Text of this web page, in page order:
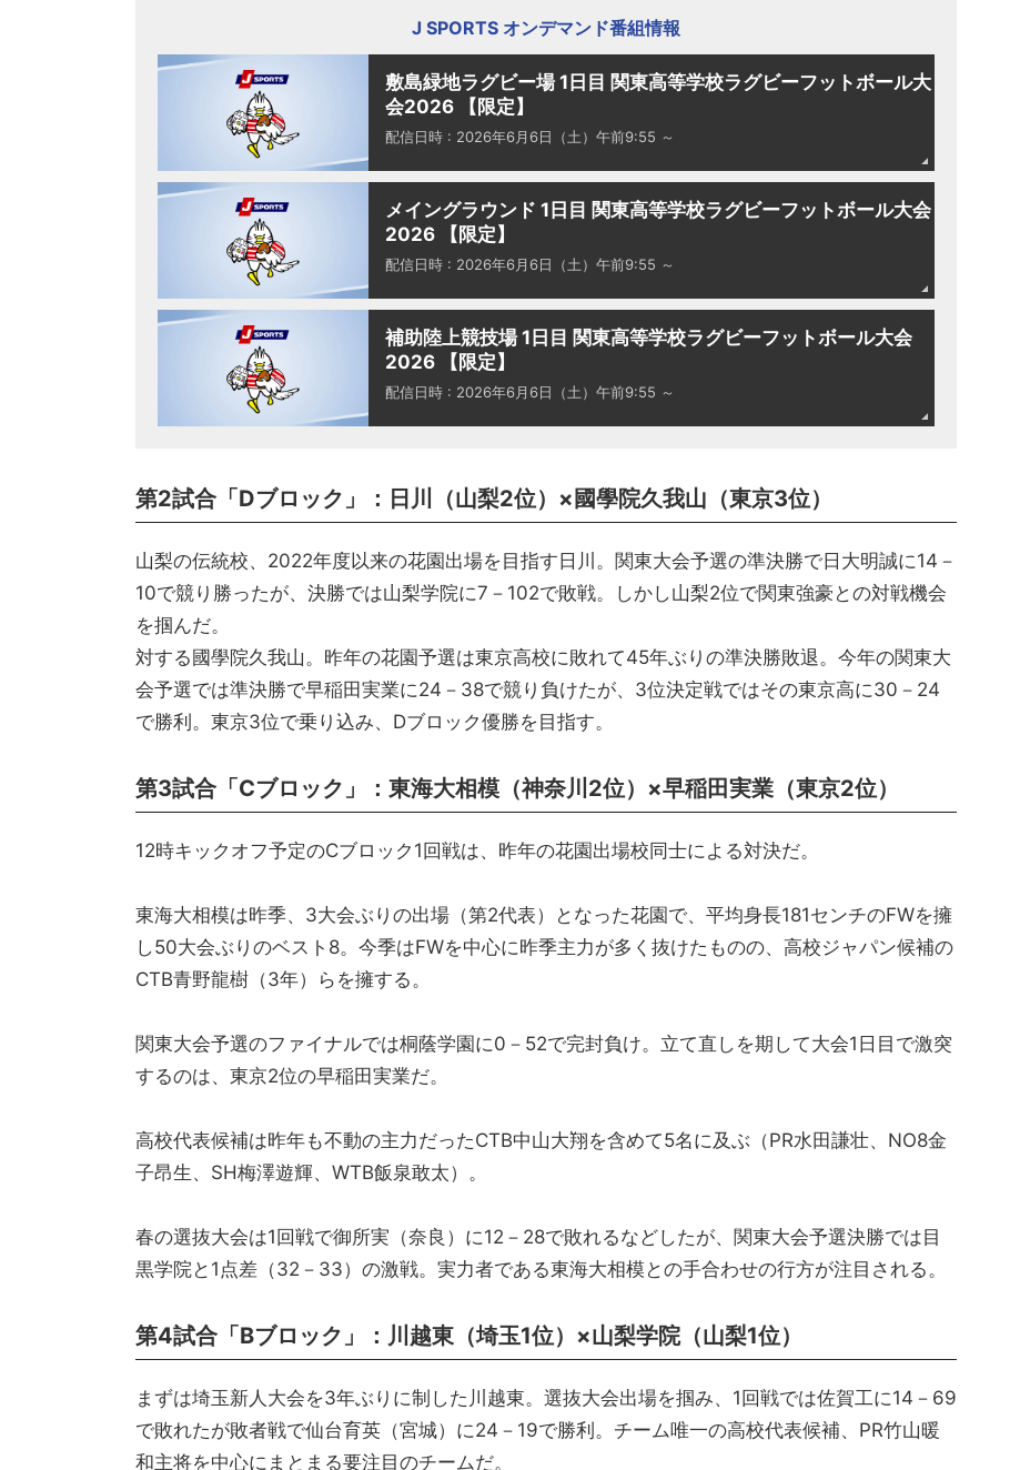
J SPORTS オンデマンド番組情報
敷島緑地ラグビー場 1日目 関東高等学校ラグビーフットボール大
会2026 【限定】
配信日時 : 2026年6月6日（土）午前9:55 ～
メイングラウンド 1日目 関東高等学校ラグビーフットボール大会
2026 【限定】
配信日時 : 2026年6月6日（土）午前9:55 ～
補助陸上競技場 1日目 関東高等学校ラグビーフットボール大会
2026 【限定】
配信日時 : 2026年6月6日（土）午前9:55 ～
第2試合「Dブロック」：日川（山梨2位）×國學院久我山（東京3位）
山梨の伝統校、2022年度以来の花園出場を目指す日川。関東大会予選の準決勝で日大明誠に14－
10で競り勝ったが、決勝では山梨学院に7－102で敗戦。しかし山梨2位で関東強豪との対戦機会
を掴んだ。
対する國學院久我山。昨年の花園予選は東京高校に敗れて45年ぶりの準決勝敗退。今年の関東大
会予選では準決勝で早稲田実業に24－38で競り負けたが、3位決定戦ではその東京高に30－24
で勝利。東京3位で乗り込み、Dブロック優勝を目指す。
第3試合「Cブロック」：東海大相模（神奈川2位）×早稲田実業（東京2位）
12時キックオフ予定のCブロック1回戦は、昨年の花園出場校同士による対決だ。
東海大相模は昨季、3大会ぶりの出場（第2代表）となった花園で、平均身長181センチのFWを擁
し50大会ぶりのベスト8。今季はFWを中心に昨季主力が多く抜けたものの、高校ジャパン候補の
CTB青野龍樹（3年）らを擁する。
関東大会予選のファイナルでは桐蔭学園に0－52で完封負け。立て直しを期して大会1日目で激突
するのは、東京2位の早稲田実業だ。
高校代表候補は昨年も不動の主力だったCTB中山大翔を含めて5名に及ぶ（PR水田謙壮、NO8金
子昂生、SH梅澤遊輝、WTB飯泉敢太）。
春の選抜大会は1回戦で御所実（奈良）に12－28で敗れるなどしたが、関東大会予選決勝では目
黒学院と1点差（32－33）の激戦。実力者である東海大相模との手合わせの行方が注目される。
第4試合「Bブロック」：川越東（埼玉1位）×山梨学院（山梨1位）
まずは埼玉新人大会を3年ぶりに制した川越東。選抜大会出場を掴み、1回戦では佐賀工に14－69
で敗れたが敗者戦で仙台育英（宮城）に24－19で勝利。チーム唯一の高校代表候補、PR竹山暖
和主将を中心にまとまる要注目のチームだ。